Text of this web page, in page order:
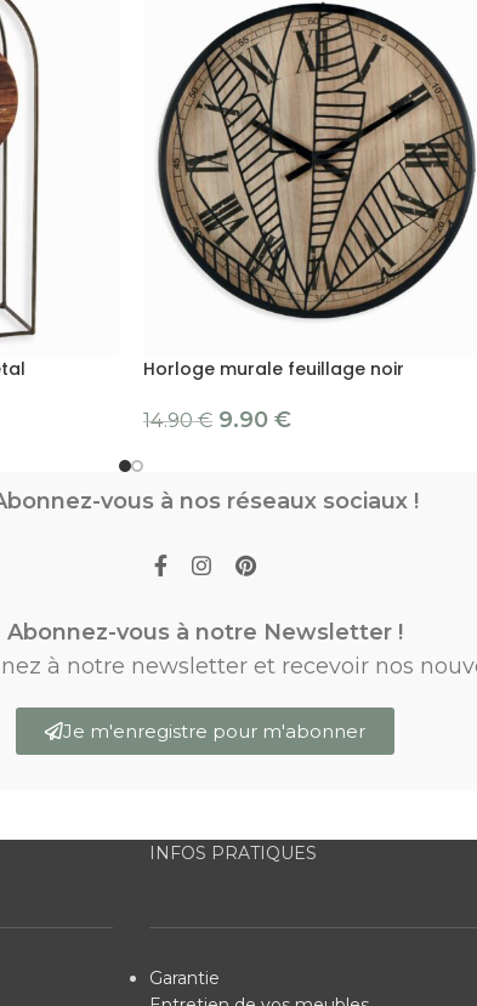
Horloge murale feuillage noir
14.90€ 9.90 €
vous à nos réseaux sociaux !
Abonnez-vous à notre Newsletter !
à notre newsletter et recevoir nos
Je m'enregistre pour m'abonner
INFOS PRATIQUES
Garantie